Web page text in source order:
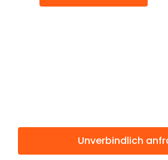
Unverbindlich